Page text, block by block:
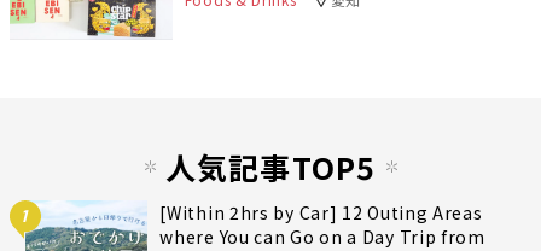
人気記事TOP5
1
[Within 2hrs by Car] 12 Outing Areas
where You can Go on a Day Trip from